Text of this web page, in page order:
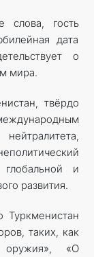
слова, гость
дата
о
мира.
твёрдо
и
развития.
Туркменистан
таких, как
оружия», «О